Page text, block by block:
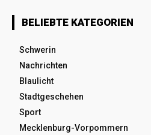
BELIEBTE KATEGORIEN
Schwerin
Nachrichten
Blaulicht
Stadtgeschehen
Sport
Mecklenburg-Vorpommern